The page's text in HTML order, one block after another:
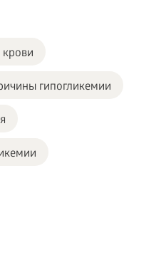
крови
гипогликемии